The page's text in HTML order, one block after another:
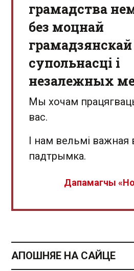
грамадства
без моцнай
грамадзянскай
супольнасці і
незалежных
Мы хочам
вас.
І нам вельмі важная
падтрымка.
Дапамагчы
АПОШНЯЕ НА САЙЦЕ